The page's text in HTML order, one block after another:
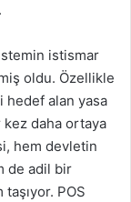
istismar
oldu. Özellikle
alan yasa
kez daha ortaya
hem devletin
de adil bir
POS